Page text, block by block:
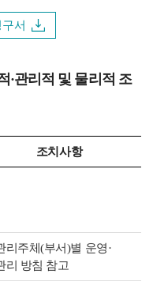
서
·관리적 및 물리적 조
조치사항
리주체(부서)별 운영·
리 방침 참고